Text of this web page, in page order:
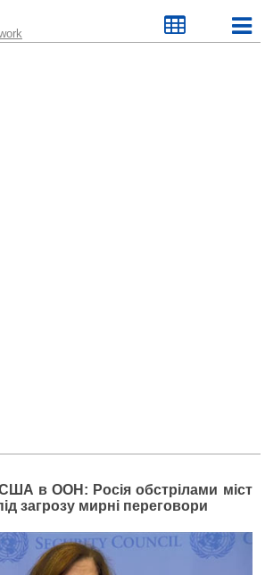
в ООН: Росія обстрілами міст
загрозу мирні переговори